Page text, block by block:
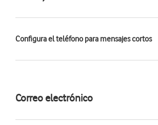
Configura el teléfono para mensajes cortos
Correo electrónico